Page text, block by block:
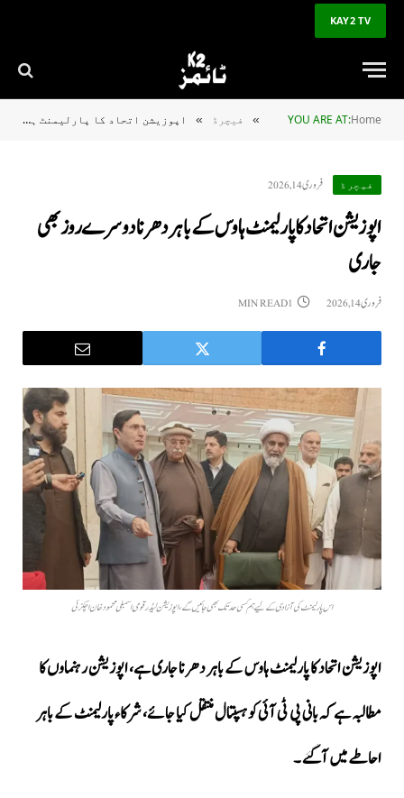
KAY2 TV
YOU ARE AT:Home
» فیچرڈ » اپوزیشن اتحاد کا پارلیمنٹ ہاوس کے باہر دھرنا دوسرے روز بھی جاری
فیچرڈ فروری 14, 2026
اپوزیشن اتحاد کا پارلیمنٹ ہاوس کے باہر دھرنا دوسرے روز بھی
جاری
فروری 14, 2026 1 MIN READ
اس پارلیمنٹ کی آزادی کے لیے ہم کسی حد تک بھی جائیں گے ، اپوزیشن لیڈر قومی اسمبلی محمود خان اچکزئی
اپوزیشن اتحاد کا پارلیمنٹ ہاوس کے باہر دھرنا جاری ہے، اپوزیشن رہنماوں کا
مطالبہ ہے کہ بانی پی ٹی آئی کو ہسپتال منتقل کیا جائے، شرکاء پارلیمنٹ کے باہر
احاطے میں آگئے ۔